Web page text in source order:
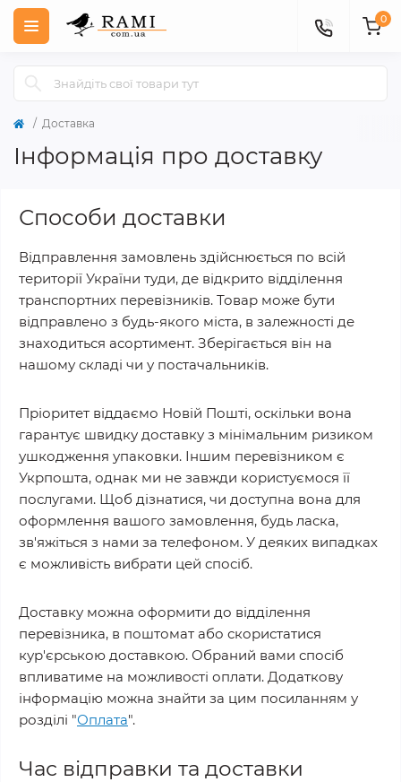
0
Доставка
Інформація про доставку
Способи доставки
Відправлення замовлень здійснюється по всій
території України туди, де відкрито відділення
транспортних перевізників. Товар може бути
відправлено з будь-якого міста, в залежності де
знаходиться асортимент. Зберігається він на
нашому складі чи у постачальників.
Пріоритет віддаємо Новій Пошті, оскільки вона
гарантує швидку доставку з мінімальним ризиком
ушкодження упаковки. Іншим перевізником є
Укрпошта, однак ми не завжди користуємося її
послугами. Щоб дізнатися, чи доступна вона для
оформлення вашого замовлення, будь ласка,
зв'яжіться з нами за телефоном. У деяких випадках
є можливість вибрати цей спосіб.
Доставку можна оформити до відділення
перевізника, в поштомат або скористатися
кур'єрською доставкою. Обраний вами спосіб
впливатиме на можливості оплати. Додаткову
інформацію можна знайти за цим посиланням у
розділі "Оплата".
Час відправки та доставки